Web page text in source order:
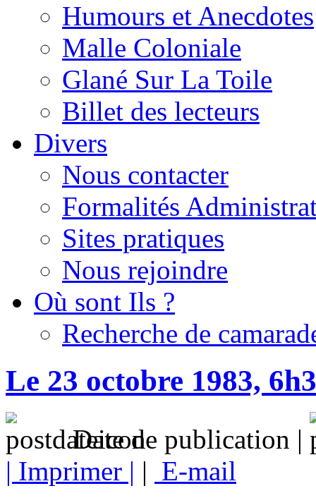
Humours et Anecdotes
Malle Coloniale
Glané Sur La Toile
Billet des lecteurs
Divers
Nous contacter
Formalités
Sites pratiques
Nous rejoindre
Où sont Ils ?
Recherche de
Le 23 octobre 1983,
Date de publication |
| Imprimer | | E-mail